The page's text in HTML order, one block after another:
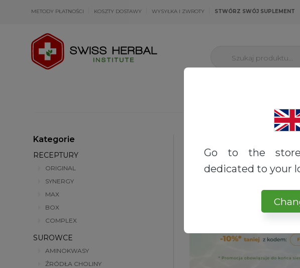
Go to the
dedicated to your
METODY PŁATNOŚCI KOSZTY DOSTAWY WYSYŁKA I ZWROTY STWÓRZ SWÓJ SUPLEMENT
Szukaj produktu...
Kategorie
SUROWCE
AMINOKWASY
ŹRÓDŁA CHOLINY
RECEPTURY
ORIGINAL
SYNERGY
MAX
BOX
COMPLEX